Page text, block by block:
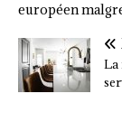
européen
La